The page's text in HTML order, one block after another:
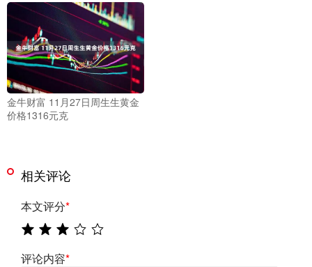
金牛财富 11月27日周生生黄金
价格1316元克
相关评论
本文评分*
评论内容*